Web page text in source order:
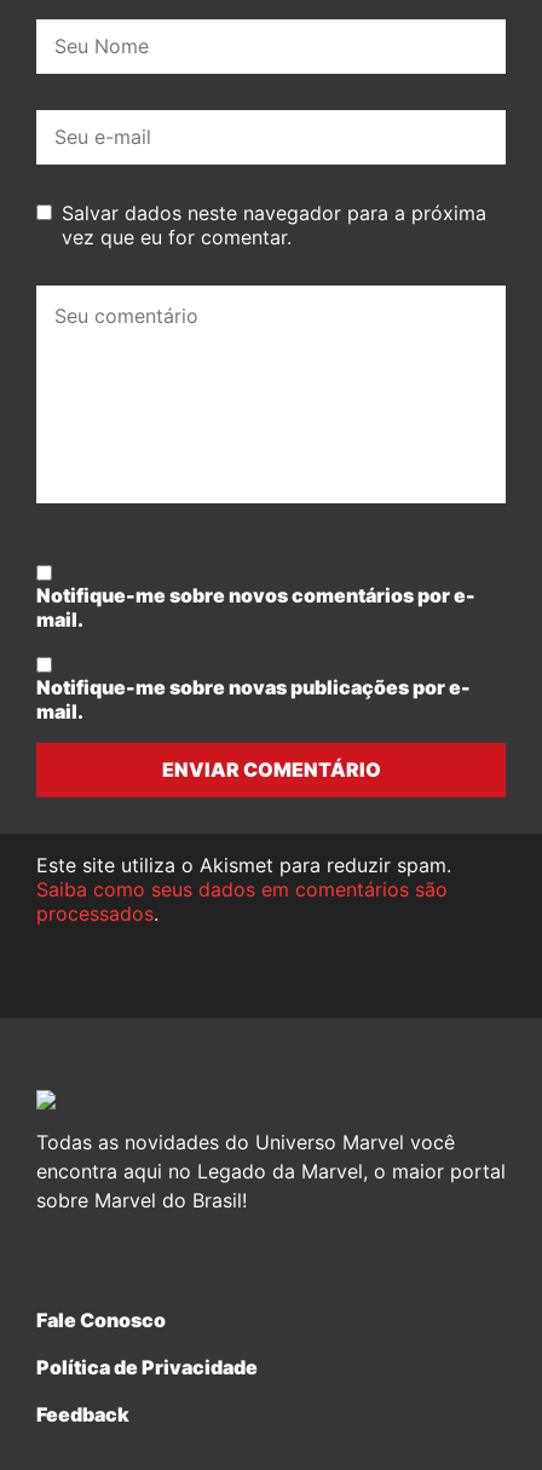
mail:
Salvar dados neste navegador para a próxima
vez que eu for comentar.
comentário:
Notifique-me sobre novos comentários por e-
mail.
Notifique-me sobre novas publicações por e-
mail.
ENVIAR COMENTÁRIO
Este site utiliza o Akismet para reduzir spam.
Saiba como seus dados em comentários são
processados.
Todas as novidades do Universo Marvel você
encontra aqui no Legado da Marvel, o maior portal
sobre Marvel do Brasil!
Fale Conosco
Política de Privacidade
Feedback